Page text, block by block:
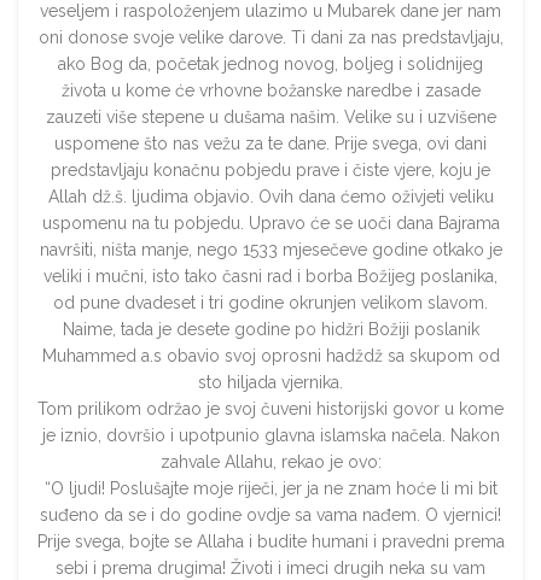
veseljem i raspoloženjem ulazimo u Mubarek dane jer nam
oni donose svoje velike darove. Ti dani za nas predstavljaju,
ako Bog da, početak jednog novog, boljeg i solidnijeg
života u kome će vrhovne božanske naredbe i zasade
zauzeti više stepene u dušama našim. Velike su i uzvišene
uspomene što nas vežu za te dane. Prije svega, ovi dani
predstavljaju konačnu pobjedu prave i čiste vjere, koju je
Allah dž.š. ljudima objavio. Ovih dana ćemo oživjeti veliku
uspomenu na tu pobjedu. Upravo će se uoči dana Bajrama
navršiti, ništa manje, nego 1533 mjesečeve godine otkako je
veliki i mučni, isto tako časni rad i borba Božijeg poslanika,
od pune dvadeset i tri godine okrunjen velikom slavom.
Naime, tada je desete godine po hidžri Božiji poslanik
Muhammed a.s obavio svoj oprosni hadždž sa skupom od
sto hiljada vjernika.
Tom prilikom održao je svoj čuveni historijski govor u kome
je iznio, dovršio i upotpunio glavna islamska načela. Nakon
zahvale Allahu, rekao je ovo:
“O ljudi! Poslušajte moje riječi, jer ja ne znam hoće li mi bit
suđeno da se i do godine ovdje sa vama nađem. O vjernici!
Prije svega, bojte se Allaha i budite humani i pravedni prema
sebi i prema drugima! Životi i imeci drugih neka su vam